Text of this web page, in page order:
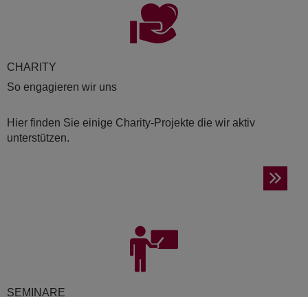
CHA­RI­TY
So engagieren wir uns
Hier finden Sie einige Charity-Projekte die wir aktiv
unterstützen.
SE­MI­NA­RE